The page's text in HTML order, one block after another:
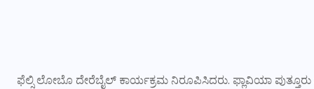
ಫೆಲ್ಸಿ ಲೋಬೊ ದೇರೆಬೈಲ್‌ ಕಾರ್ಯಕ್ರಮ ನಿರೂಪಿಸಿದರು. ಫ್ಲಾವಿಯಾ